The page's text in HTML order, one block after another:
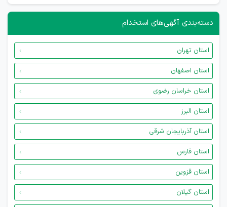
دسته‌بندی آگهی‌های استخدام
استان تهران
استان اصفهان
استان خراسان رضوی
استان البرز
استان آذربایجان شرقی
استان فارس
استان قزوین
استان گیلان